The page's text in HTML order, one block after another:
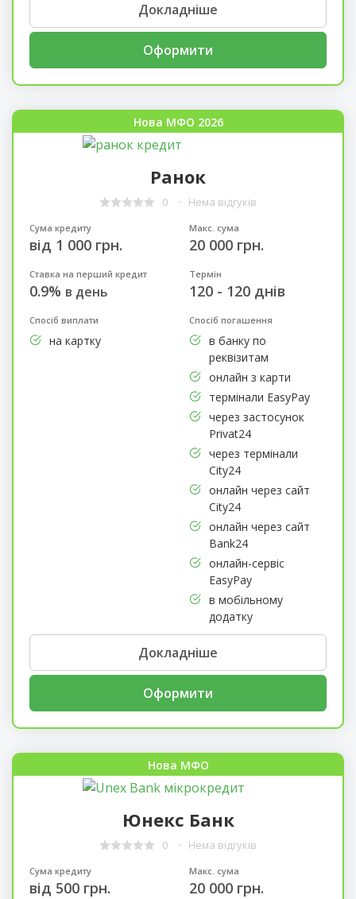
Докладніше
Оформити
Нова МФО 2026
Ранок
0 Нема відгуків
Сума кредиту
від 1 000 грн.
Макс. сума
20 000 грн.
Ставка на перший кредит
0.9% в день
Термін
120 - 120 днів
Спосіб виплати
на картку
Спосіб погашення
в банку по
реквізитам
онлайн з карти
термінали EasyPay
через застосунок
Privat24
через термінали
City24
онлайн через сайт
City24
онлайн через сайт
Bank24
онлайн-сервіс
EasyPay
в мобільному
додатку
Докладніше
Оформити
Нова МФО
Юнекс Банк
0 Нема відгуків
Сума кредиту
від 500 грн.
Макс. сума
20 000 грн.